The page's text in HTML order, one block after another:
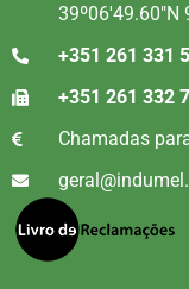
39º06'49.60"N
+351 261 331
+351 261 332
Chamadas